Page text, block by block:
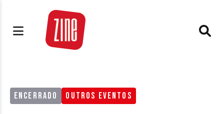
ENCERRADO OUTROS EVENTOS